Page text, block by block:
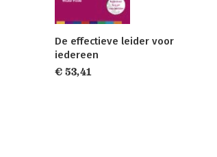
De effectieve leider voor
iedereen
€ 53,41